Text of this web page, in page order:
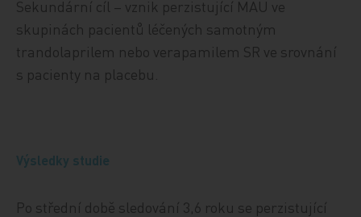
Sekundární cíl – vznik perzistující MAU ve
skupinách pacientů léčených samotným
trandolaprilem nebo verapamilem SR ve srovnání
s pacienty na placebu.
Výsledky studie
Po střední době sledování 3,6 roku se perzistující